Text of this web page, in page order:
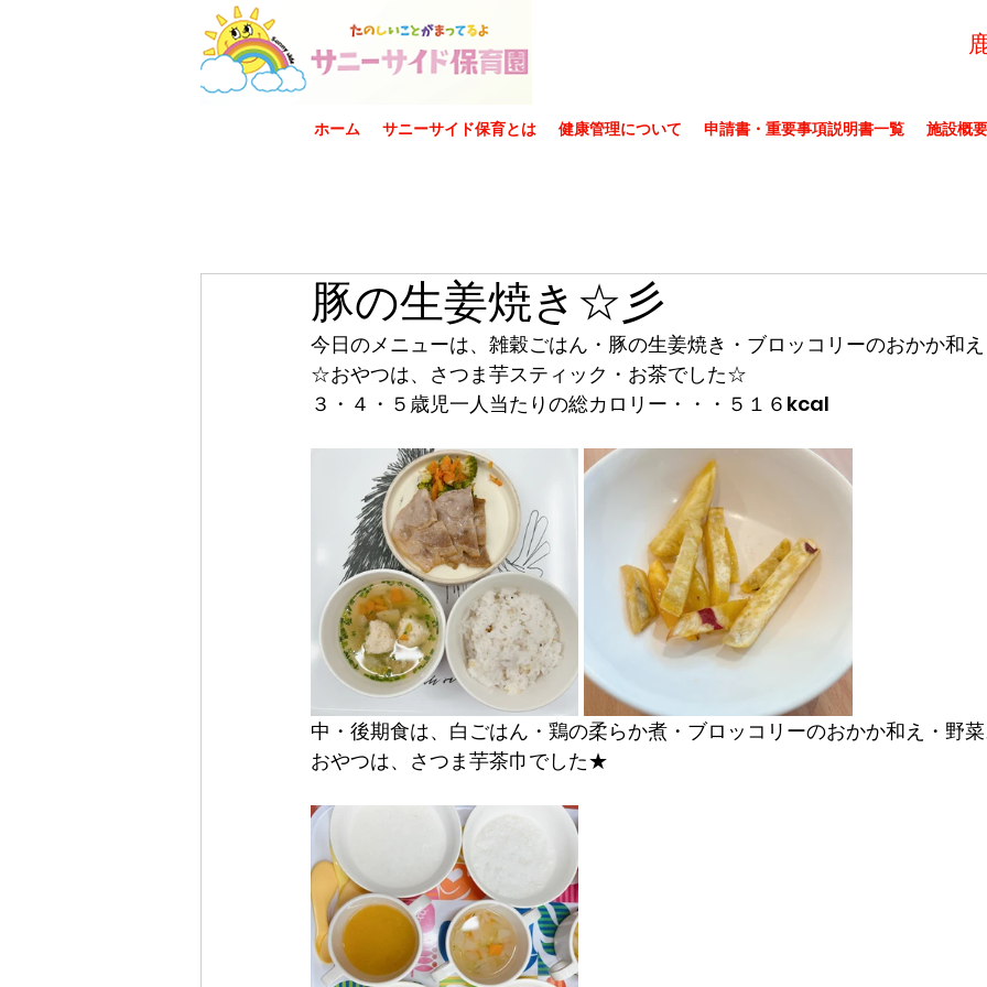
ホーム サニーサイド保育とは 健康管理について 申請書・重要事項説明書一覧 施設概要
豚の生姜焼き☆彡
今日のメニューは、雑穀ごはん・豚の生姜焼き・ブロッコリーのおかか和
☆おやつは、さつま芋スティック・お茶でした☆
３・４・５歳児一人当たりの総カロリー・・・５１６kcal
中・後期食は、白ごはん・鶏の柔らか煮・ブロッコリーのおかか和え・野
おやつは、さつま芋茶巾でした★